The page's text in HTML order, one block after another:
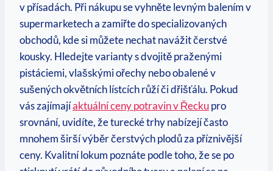
v přísadách. Při nákupu se vyhněte levným balením v
supermarketech a zamiřte do specializovaných
obchodů, kde si můžete nechat navážit čerstvé
kousky. Hledejte varianty s dvojitě praženými
pistáciemi, vlašskými ořechy nebo obalené v
sušených okvětních lístcích růží či dřišťálu. Pokud
vás zajímajíaktuální ceny potravin v Řeckupro
srovnání, uvidíte, že turecké trhy nabízejí často
mnohem širší výběr čerstvých plodů za příznivější
ceny. Kvalitní lokum poznáte podle toho, že se po